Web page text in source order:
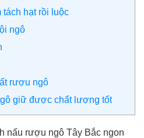
hạt rồi luộc
ngô
rượu ngô
giữ được chất lượng tốt
nấu rượu ngô Tây Bắc ngon